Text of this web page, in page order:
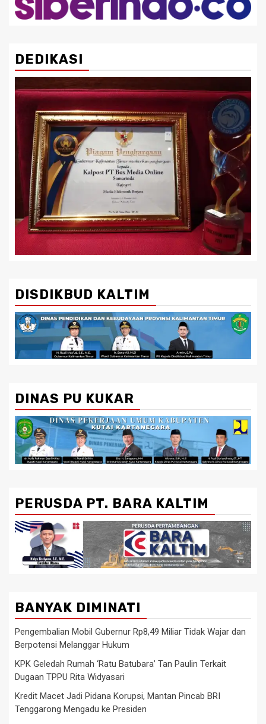
DEDIKASI
DISDIKBUD KALTIM
DINAS PU KUKAR
PERUSDA PT. BARA KALTIM
BANYAK DIMINATI
Pengembalian Mobil Gubernur Rp8,49 Miliar Tidak Wajar dan
Berpotensi Melanggar Hukum
KPK Geledah Rumah ‘Ratu Batubara’ Tan Paulin Terkait
Dugaan TPPU Rita Widyasari
Kredit Macet Jadi Pidana Korupsi, Mantan Pincab BRI
Tenggarong Mengadu ke Presiden